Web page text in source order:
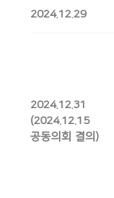
2024.12.29
2024.12.31
(2024.12.15
공동의회 결의)